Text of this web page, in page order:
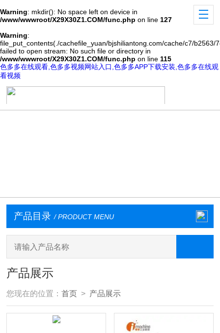
Warning: mkdir(): No space left on device in
/www/wwwroot/X29X30Z1.COM/func.php on line 127
Warning:
file_put_contents(./cachefile_yuan/bjshiliantong.com/cache/c7/b2563/
failed to open stream: No such file or directory in
/www/wwwroot/X29X30Z1.COM/func.php on line 115
色多多在线观看,色多多视频网站入口,色多多APP下载安装,色多多在线观
看视频
产品目录 / PRODUCT MENU
产品展示
您现在的位置：首页 > 产品展示